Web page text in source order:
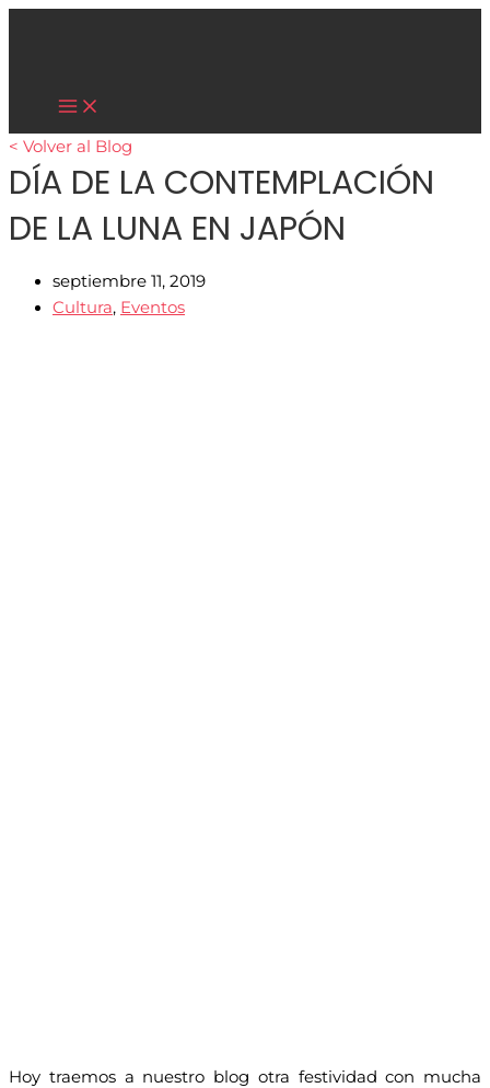
Ir
Main
< Volver al Blog
DÍA DE LA CONTEMPLACIÓN
DE LA LUNA EN JAPÓN
septiembre 11, 2019
Cultura, Eventos
Hoy traemos a nuestro blog otra festividad con mucha